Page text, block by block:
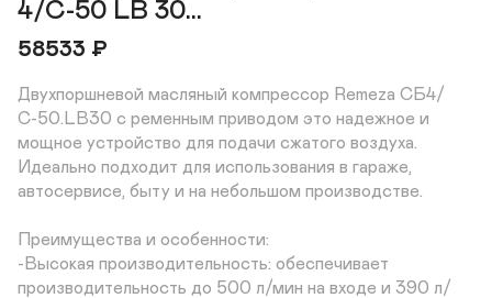
4/С-50 LB 30...
58533 ₽
Двухпоршневой масляный компрессор Remeza СБ4/
С-50.LB30 с ременным приводом это надежное и
мощное устройство для подачи сжатого воздуха.
Идеально подходит для использования в гараже,
автосервисе, быту и на небольшом производстве.
Преимущества и особенности:
-Высокая производительность: обеспечивает
производительность до 500 л/мин на входе и 390 л/